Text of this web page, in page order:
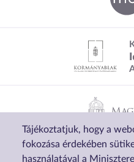
Tájékoztatjuk, hogy a
fokozása érdekében
használatával a